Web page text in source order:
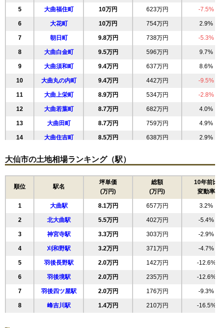
5 大曲福住町 10万円 623万円 -7.5%
6 大花町 10万円 754万円 2.9%
7 朝日町 9.8万円 738万円 -5.3%
8 大曲白金町 9.5万円 596万円 9.7%
9 大曲須和町 9.4万円 637万円 8.6%
10 大曲丸の内町 9.4万円 442万円 -9.5%
11 大曲上栄町 8.9万円 534万円 -2.8%
12 大曲若葉町 8.7万円 682万円 4.0%
13 大曲田町 8.7万円 759万円 4.9%
14 大曲住吉町 8.5万円 638万円 2.9%
16 大曲上大町 8.3万円 595万円 -2.4%
8.2万円 543万円 9.0%
8.2万円 567万円 5.2%
19 大曲船場町 8.2万円 640万円 4.4%
20 若竹町 8.1万円 725万円 4.3%
21 富士見町 7.9万円 1,223万円 5.0%
22 花館中町 7.7万円 690万円 6.0%
23 大曲栄町 7.6万円 581万円 6.4%
24 大曲金谷町 7.6万円 532万円 -6.0%
25 大曲あけぼの町 7.5万円 684万円 2.2%
26 佐野町 7.2万円 709万円 4.1%
大仙市の土地相場ランキング（駅）
順位 駅名
坪単価
(万円)
総額
(万円)
10年前比
変動率
1 大曲駅 8.1万円 657万円 3.2%
2 北大曲駅 5.5万円 402万円 -5.4%
3 神宮寺駅 3.3万円 303万円 -2.9%
4 刈和野駅 3.2万円 371万円 -4.7%
5 羽後長野駅 2.0万円 142万円 -12.6%
6 羽後境駅 2.0万円 235万円 -12.6%
7 羽後四ツ屋駅 2.0万円 176万円 -9.3%
8 峰吉川駅 1.4万円 210万円 -16.5%